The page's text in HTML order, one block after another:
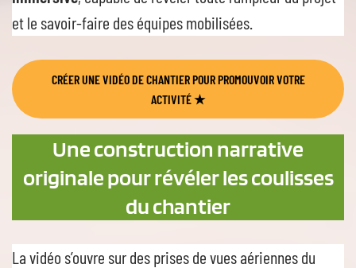
et le savoir-faire des équipes mobilisées.
CRÉER UNE VIDÉO DE CHANTIER POUR PROMOUVOIR VOTRE
ACTIVITÉ ★
Une construction narrative
originale pour révéler les coulisses
du chantier
La vidéo s’ouvre sur des prises de vues aériennes du